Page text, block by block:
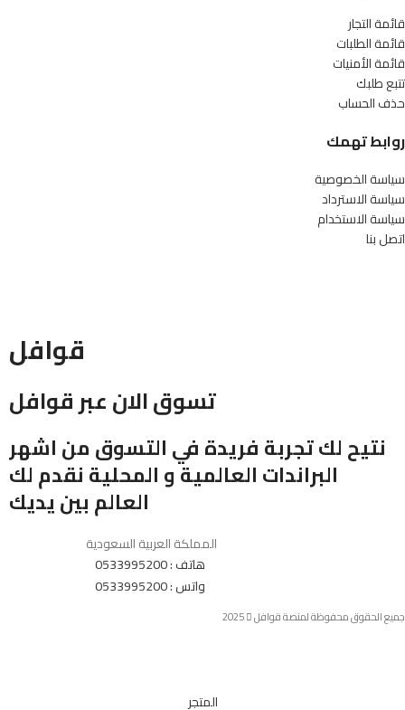
قائمة التجار
قائمة الطلبات
قائمة الأمنيات
تتبع طلبك
حذف الحساب
روابط تهمك
سياسة الخصوصية
سياسة الاسترداد
سياسة الاستخدام
اتصل بنا
قوافل
تسوق الان عبر قوافل
نتيح لك تجربة فريدة في التسوق من اشهر
البراندات العالمية و المحلية نقدم لك
العالم بين يديك
المملكة العربية السعودية
هاتف : 0533995200
واتس : 0533995200
جميع الحقوق محفوظة لمنصة قوافل
المتجر